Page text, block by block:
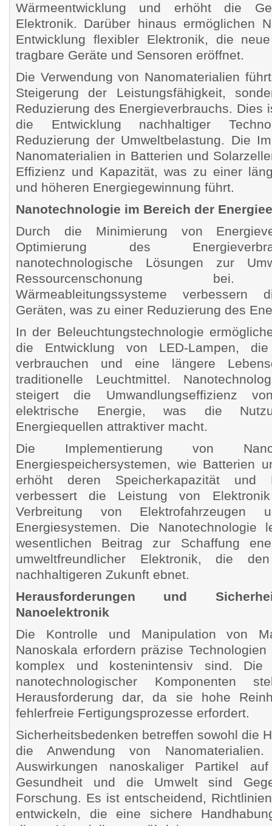
Wärmeentwicklung und erhöht die
Elektronik. Darüber hinaus ermöglichen
Entwicklung flexibler Elektronik, die
tragbare Geräte und Sensoren eröffnet.
Die Verwendung von Nanomaterialien
Steigerung der Leistungsfähigkeit,
Reduzierung des Energieverbrauchs. Dies
die Entwicklung nachhaltiger
Reduzierung der Umweltbelastung. Die
Nanomaterialien in Batterien und
Effizienz und Kapazität, was zu einer
und höheren Energiegewinnung führt.
Nanotechnologie im Bereich der
Durch die Minimierung von
Optimierung des
nanotechnologische Lösungen zur
Ressourcenschonung bei.
Wärmeableitungssysteme
Geräten, was zu einer Reduzierung des
In der Beleuchtungstechnologie
die Entwicklung von LED-Lampen,
verbrauchen und eine längere
traditionelle Leuchtmittel.
steigert die Umwandlungseffizienz
elektrische Energie, was die
Energiequellen attraktiver macht.
Die Implementierung von
Energiespeichersystemen, wie Batterien
erhöht deren Speicherkapazität und
verbessert die Leistung von
Verbreitung von Elektrofahrzeugen
Energiesystemen. Die Nanotechnologie
wesentlichen Beitrag zur Schaffung
umweltfreundlicher Elektronik, die
nachhaltigeren Zukunft ebnet.
Herausforderungen und
Nanoelektronik
Die Kontrolle und Manipulation von
Nanoskala erfordern präzise
komplex und kostenintensiv sind. Die
nanotechnologischer Komponenten
Herausforderung dar, da sie hohe
fehlerfreie Fertigungsprozesse erfordert.
Sicherheitsbedenken betreffen sowohl die
die Anwendung von
Auswirkungen nanoskaliger Partikel
Gesundheit und die Umwelt sind
Forschung. Es ist entscheidend,
entwickeln, die eine sichere